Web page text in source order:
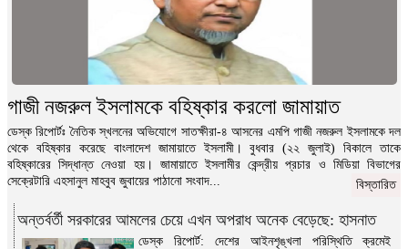
গাজী নজরুল ইসলামকে বহিষ্কার করলো জামায়াত
ডেস্ক রিপোর্টঃ নৈতিক স্খলনের অভিযোগে সাতক্ষীরা-৪ আসনের এমপি গাজী নজরুল ইসলামকে দল
থেকে বহিষ্কার করেছে বাংলাদেশ জামায়াতে ইসলামী। বুধবার (২২ জুলাই) বিকালে তাকে
বহিষ্কারের সিদ্ধান্ত নেওয়া হয়। জামায়াতে ইসলামীর কেন্দ্রীয় প্রচার ও মিডিয়া বিভাগের
সেক্রেটারি এহসানুল মাহবুব জুবায়ের পাঠানো সংবাদ...
বিস্তারিত
অন্তর্বর্তী সরকারের আমলের চেয়ে এখন অপরাধ অনেক বেড়েছে: হাসনাত
ডেস্ক রিপোর্ট: দেশের আইনশৃঙ্খলা পরিস্থিতি ক্রমেই